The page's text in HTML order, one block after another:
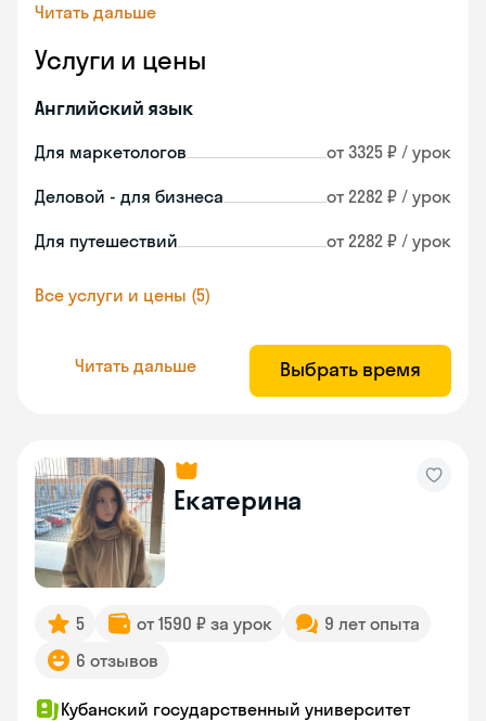
Читать дальше
Услуги и цены
Английский язык
Для маркетологов от 3325 ₽ / урок
Деловой - для бизнеса от 2282 ₽ / урок
Для путешествий от 2282 ₽ / урок
Все услуги и цены (5)
Читать дальше Выбрать время
Екатерина
5 от 1590 ₽ за урок
9 лет опыта
6 отзывов
Кубанский государственный университет